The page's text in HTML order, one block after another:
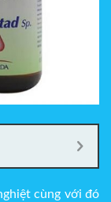
cùng với đó